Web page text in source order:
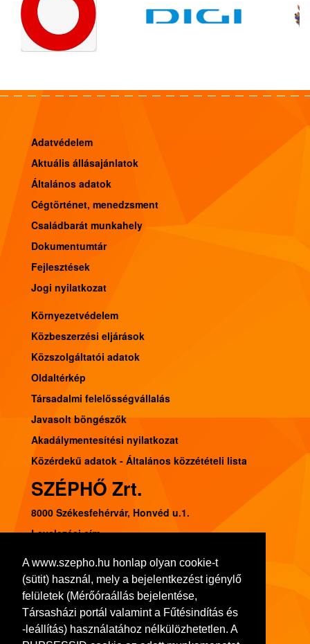
A www.szepho.hu honlap olyan cookie-t
(sütit) használ, mely a bejelentkezést igénylő
felületek (Mérőóraállás bejelentése,
Társasházi portál valamint a Fűtésindítás és
-leállítás) használatához nélkülözhetetlen. A
Adatvédelem
Aktuális állásajánlatok
Általános adatok
Cégtörténet, menedzsment
Családbarát munkahely
Dokumentumtár
Fejlesztések
Jogi nyilatkozat
Környezetvédelem
Közbeszerzési eljárások
Közszolgáltatói adatok
Oldaltérkép
Társadalmi felelősségvállalás
Javasolt böngészők
Akadálymentesítési nyilatkozat
Közérdekű adatok - Általános közzétételi lista
SZÉPHŐ Zrt.
8000 Székesfehérvár, Honvéd u.1.
Levelezési cím:
Tel.: (22) 541-300, Fax: (22) 314-252
Adószám: 11103413-2-07
Bankszámlaszám: 10918001-00000036-72480008
Cégjegyzék szám: 07-10-001064